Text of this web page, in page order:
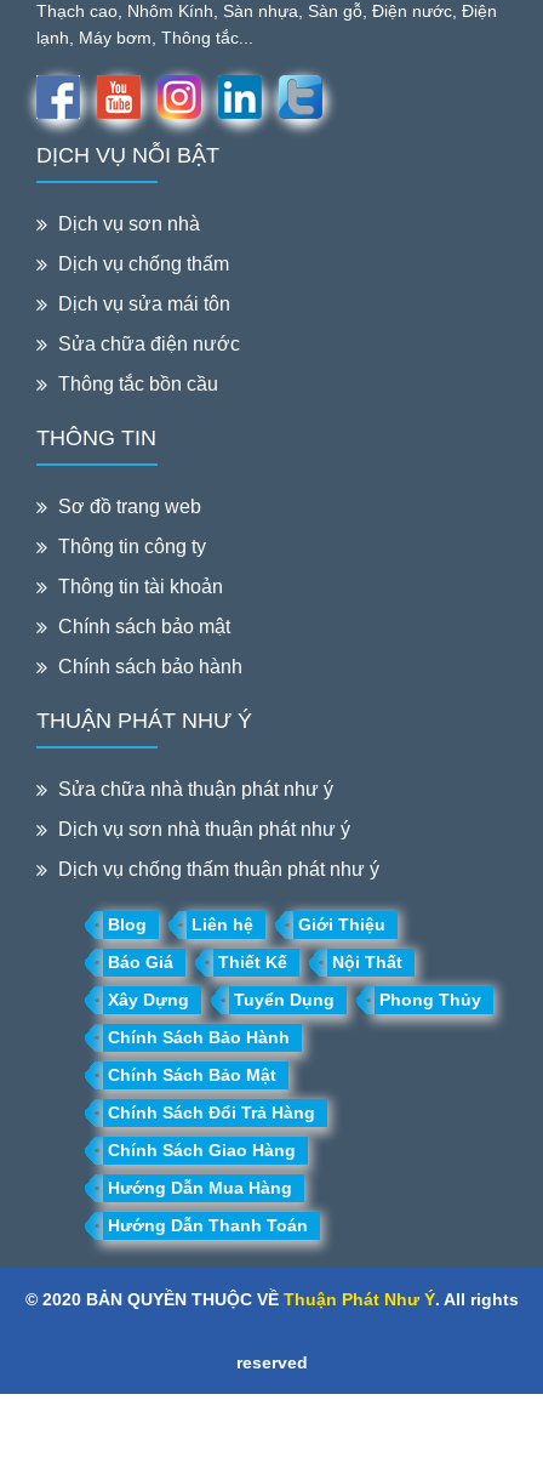
Thạch cao, Nhôm Kính, Sàn nhựa, Sàn gỗ, Điện nước, Điện
lạnh, Máy bơm, Thông tắc...
DỊCH VỤ NỖI BẬT
Dịch vụ sơn nhà
Dịch vụ chống thấm
Dịch vụ sửa mái tôn
Sửa chữa điện nước
Thông tắc bồn cầu
THÔNG TIN
Sơ đồ trang web
Thông tin công ty
Thông tin tài khoản
Chính sách bảo mật
Chính sách bảo hành
THUẬN PHÁT NHƯ Ý
Sửa chữa nhà thuận phát như ý
Dịch vụ sơn nhà thuận phát như ý
Dịch vụ chống thấm thuận phát như ý
Blog Liên hệ
Giới Thiệu
Báo Giá
Thiết Kế
Nội Thất
Xây Dựng
Tuyển Dụng
Phong Thủy
Chính Sách Bảo Hành
Chính Sách Bảo Mật
Chính Sách Đổi Trả Hàng
Chính Sách Giao Hàng
Hướng Dẫn Mua Hàng
Hướng Dẫn Thanh Toán
© 2020 BẢN QUYỀN THUỘC VỀ Thuận Phát Như Ý. All rights
reserved